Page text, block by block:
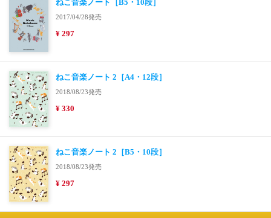
ねこ音楽ノート［B5・10段］
2017/04/28発売
¥ 297
ねこ音楽ノート 2［A4・12段］
2018/08/23発売
¥ 330
ねこ音楽ノート 2［B5・10段］
2018/08/23発売
¥ 297